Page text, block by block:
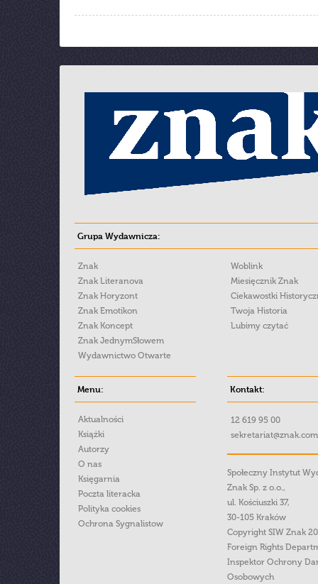
Grupa Wydawnicza:
Znak
Znak Literanova
Znak Horyzont
Znak Emotikon
Znak Koncept
Znak JednymSłowem
Wydawnictwo Otwarte
Woblink
Miesięcznik Znak
Ciekawostki
Twoja Historia
Lubimy czytać
Menu:
Aktualności
Książki
Autorzy
O nas
Księgarnia
Poczta literacka
Polityka cookies
Ochrona Sygnalistow
Kontakt:
12 619 95 00
Społeczny Instytut
Znak Sp. z o.o.,
ul. Kościuszki 37,
30-105 Kraków
Copyright SIW Znak
Foreign Rights
Inspektor Ochrony
Osobowych